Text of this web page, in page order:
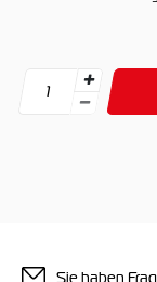
Sie haben